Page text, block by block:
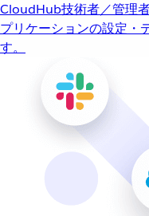
CloudHub技術者／管理
プリケーションの設定・
す。